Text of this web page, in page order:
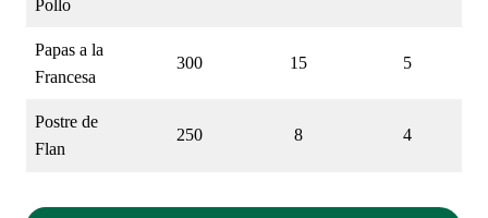
Pollo
Papas a la
Francesa
300 15 5
Postre de
Flan
250 8 4